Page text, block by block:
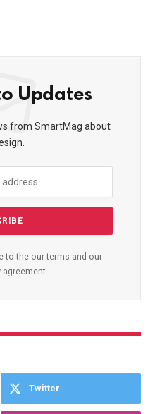
Updates
from SmartMag about
to the our terms and our
agreement.
Twitter